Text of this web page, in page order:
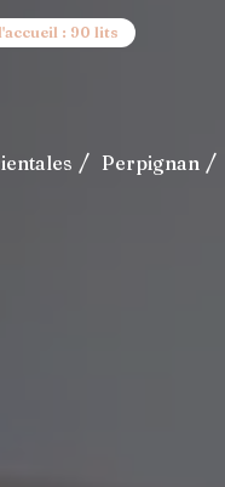
: 90 lits
Perpignan